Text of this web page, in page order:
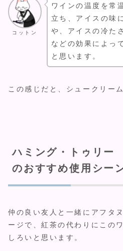
コットン
ワインの温度を常
立ち、アイスの味
や、アイスの冷た
などの効果によっ
と思います。
この感じだと、シュークリー
ハミング・トゥリー
のおすすめ使用シー
仲の良い友人と一緒にアフタ
ージで、紅茶の代わりにこの
しろいと思います。